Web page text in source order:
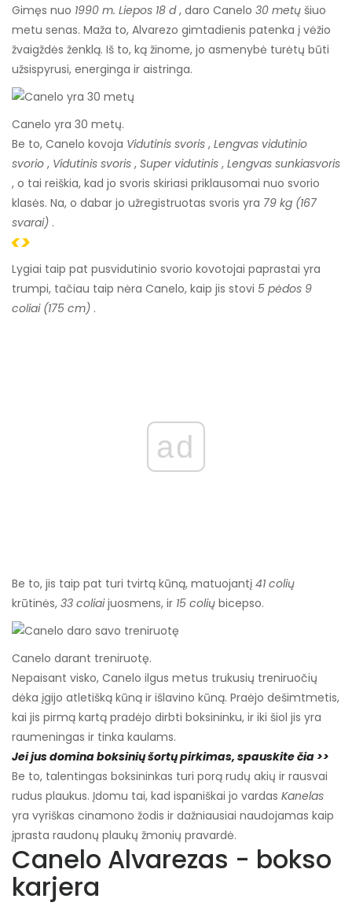
Gimęs nuo 1990 m. Liepos 18 d , daro Canelo 30 metų šiuo
metu senas. Maža to, Alvarezo gimtadienis patenka į vėžio
žvaigždės ženklą. Iš to, ką žinome, jo asmenybė turėtų būti
užsispyrusi, energinga ir aistringa.
Canelo yra 30 metų.
Be to, Canelo kovoja Vidutinis svoris , Lengvas vidutinio
svorio , Vidutinis svoris , Super vidutinis , Lengvas sunkiasvoris
, o tai reiškia, kad jo svoris skiriasi priklausomai nuo svorio
klasės. Na, o dabar jo užregistruotas svoris yra 79 kg (167
svarai) .
<>
Lygiai taip pat pusvidutinio svorio kovotojai paprastai yra
trumpi, tačiau taip nėra Canelo, kaip jis stovi 5 pėdos 9
coliai (175 cm) .
ad
Be to, jis taip pat turi tvirtą kūną, matuojantį 41 colių
krūtinės, 33 coliai juosmens, ir 15 colių bicepso.
Canelo darant treniruotę.
Nepaisant visko, Canelo ilgus metus trukusių treniruočių
dėka įgijo atletišką kūną ir išlavino kūną. Praėjo dešimtmetis,
kai jis pirmą kartą pradėjo dirbti boksininku, ir iki šiol jis yra
raumeningas ir tinka kaulams.
Jei jus domina boksinių šortų pirkimas, spauskite čia >>
Be to, talentingas boksininkas turi porą rudų akių ir rausvai
rudus plaukus. Įdomu tai, kad ispaniškai jo vardas Kanelas
yra vyriškas cinamono žodis ir dažniausiai naudojamas kaip
įprasta raudonų plaukų žmonių pravardė.
Canelo Alvarezas - bokso
karjera